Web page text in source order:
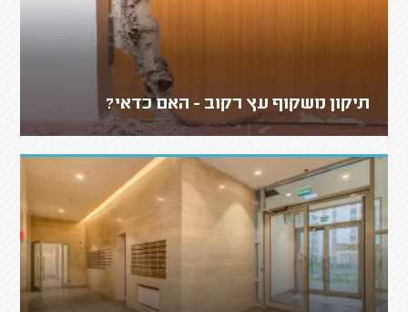
תיקון משקוף עץ רקוב - האם כדאי?